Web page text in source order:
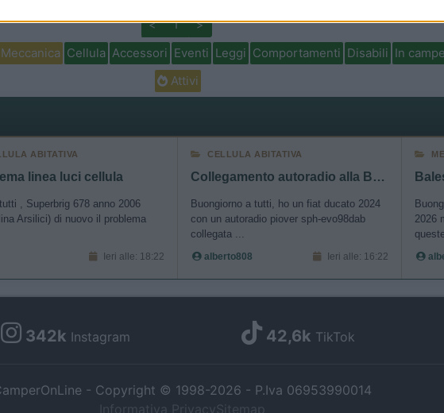
allow Google to enable storage related to personalization.
allow Google to enable storage related to security, including
functionality and fraud prevention, and other user protection.
< 1 >
Meccanica Cellula Accessori Eventi Leggi Comportamenti Disabili In
Attivi
ABITATIVA
linea luci cellula
, Superbrig 678 anno 2006
Arsilici) di nuovo il problema
Ieri alle: 18:22
CELLULA ABITATIVA
Collegamento autoradio alla Batteria servizi
Buongiorno a tutti, ho un fiat ducato 2024
con un autoradio piover sph-evo98dab
collegata ...
alberto808 Ieri alle: 16:22
2026
342k Instagram 42,6k TikTok
- Copyright © 1998-2026 - P.Iva 06953990014
Informativa Privacy Sitemap